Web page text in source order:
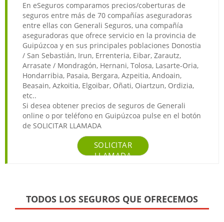
En eSeguros comparamos precios/coberturas de
seguros entre más de 70 compañías aseguradoras
entre ellas con Generali Seguros, una compañía
aseguradoras que ofrece servicio en la provincia de
Guipúzcoa y en sus principales poblaciones Donostia
/ San Sebastián, Irun, Errenteria, Eibar, Zarautz,
Arrasate / Mondragón, Hernani, Tolosa, Lasarte-Oria,
Hondarribia, Pasaia, Bergara, Azpeitia, Andoain,
Beasain, Azkoitia, Elgoibar, Oñati, Oiartzun, Ordizia,
etc..
Si desea obtener precios de seguros de Generali
online o por teléfono en Guipúzcoa pulse en el botón
de SOLICITAR LLAMADA
SOLICITAR
LLAMADA
TODOS LOS SEGUROS QUE OFRECEMOS